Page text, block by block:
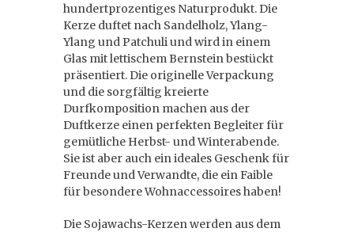
hundertprozentiges Naturprodukt. Die
Kerze duftet nach Sandelholz, Ylang-
Ylang und Patchuli und wird in einem
Glas mit lettischem Bernstein bestückt
präsentiert. Die originelle Verpackung
und die sorgfältig kreierte
Durfkomposition machen aus der
Duftkerze einen perfekten Begleiter für
gemütliche Herbst- und Winterabende.
Sie ist aber auch ein ideales Geschenk für
Freunde und Verwandte, die ein Faible
für besondere Wohnaccessoires haben!
Die Sojawachs-Kerzen werden aus dem